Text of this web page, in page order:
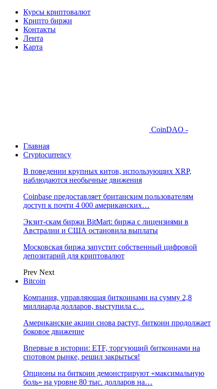
Курсы криптовалют
Крипто биржи
Контакты
Лента
Карта
CoinDAO -
Главная
Cryptocurrency
В поведении крупных китов, использующих XRP,
наблюдаются необычные движения
Coinbase предоставляет британским пользователям
доступ к почти 4 000 американских…
Экзит-скам биржи BitMart: биржа с лицензиями в
Австралии и США остановила выплаты
Московская биржа запустит собственный цифровой
депозитарий для криптовалют
Prev Next
Bitcoin
Компания, управляющая биткоинами на сумму 2,8
миллиарда долларов, выступила с…
Американские акции снова растут, биткоин продолжает
боковое движение
Впервые в истории: ETF, торгующий биткоинами на
спотовом рынке, решил закрыться!
Опционы на биткоин демонстрируют «максимальную
боль» на уровне 80 тыс. долларов на…